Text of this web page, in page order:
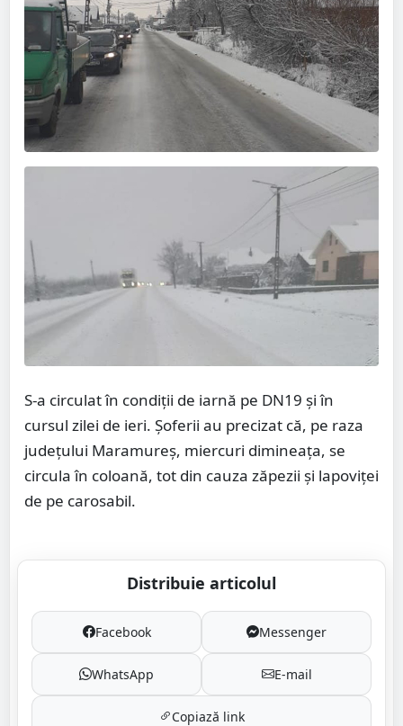
S-a circulat în condiții de iarnă pe DN19 și în
cursul zilei de ieri. Șoferii au precizat că, pe raza
județului Maramureș, miercuri dimineața, se
circula în coloană, tot din cauza zăpezii și lapoviței
de pe carosabil.
Distribuie articolul
Facebook Messenger
WhatsApp E-mail
Copiază link